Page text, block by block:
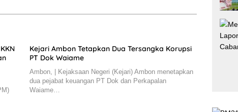
Kejari Ambon Tetapkan Dua Tersangka Korupsi
PT Dok Waiame
Ambon, | Kejaksaan Negeri (Kejari) Ambon menetapkan
dua pejabat keuangan PT Dok dan Perkapalan
Waiame…